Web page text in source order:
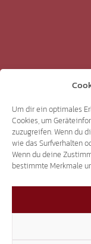
Um dir ein optimales
Cookies, um
zuzugreifen. Wenn du
wie das Surfverhalten
Wenn du deine
bestimmte Merkmale